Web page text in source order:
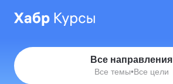
Все направления
Все темы•Все цели